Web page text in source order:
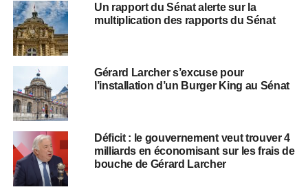
Un rapport du Sénat alerte sur la
multiplication des rapports du Sénat
Gérard Larcher s’excuse pour
l’installation d’un Burger King au Sénat
Déficit : le gouvernement veut trouver 4
milliards en économisant sur les frais de
bouche de Gérard Larcher